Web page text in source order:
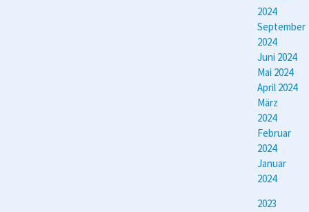
2024
September
2024
Juni 2024
Mai 2024
April 2024
März
2024
Februar
2024
Januar
2024
2023